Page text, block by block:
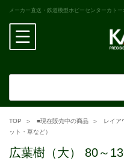
メーカー直送・鉄道模型ホビーセンターカト
TOP ■現在販売中の商品 レイア
ット・草など）
広葉樹（大） 80～